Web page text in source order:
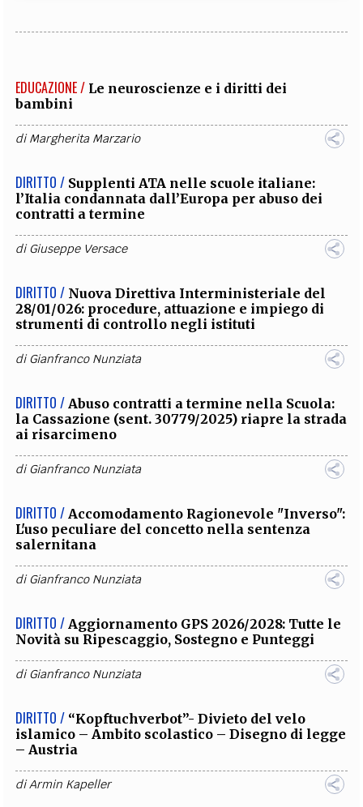
EDUCAZIONE / Le neuroscienze e i diritti dei
bambini
diMargherita Marzario
DIRITTO / Supplenti ATA nelle scuole italiane:
l’Italia condannata dall’Europa per abuso dei
contratti a termine
diGiuseppe Versace
DIRITTO / Nuova Direttiva Interministeriale del
28/01/026: procedure, attuazione e impiego di
strumenti di controllo negli istituti
diGianfranco Nunziata
DIRITTO / Abuso contratti a termine nella Scuola:
la Cassazione (sent. 30779/2025) riapre la strada
ai risarcimeno
diGianfranco Nunziata
DIRITTO / Accomodamento Ragionevole "Inverso":
L'uso peculiare del concetto nella sentenza
salernitana
diGianfranco Nunziata
DIRITTO / Aggiornamento GPS 2026/2028: Tutte le
Novità su Ripescaggio, Sostegno e Punteggi
diGianfranco Nunziata
DIRITTO / “Kopftuchverbot”- Divieto del velo
islamico – Ambito scolastico – Disegno di legge
– Austria
diArmin Kapeller